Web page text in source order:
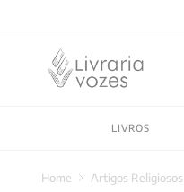
LIVROS
Artigos Religiosos